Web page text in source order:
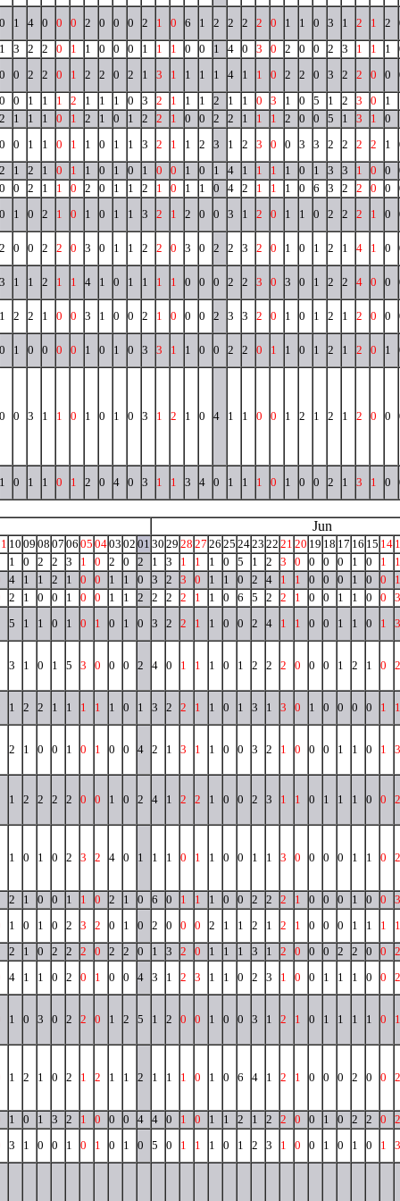
0 1 4 0 0 0 2 0 0 0 2 1 0 6 1 2 2 2 2 0 1 1 0 3 1 2 1 2
1 3 2 2 0 1 1 0 0 0 1 1 1 0 0 1 4 0 3 0 2 0 0 2 3 1 1 1
0 0 2 2 0 1 2 2 0 2 1 3 1 1 1 1 4 1 1 0 2 2 0 3 2 2 0 0
0 0 1 1 1 2 1 1 1 0 3 2 1 1 1 2 1 1 0 3 1 0 5 1 2 3 0 1
2 1 1 1 0 1 2 1 0 1 2 2 1 0 0 2 2 1 1 1 2 0 0 5 1 3 1 0
0 0 1 1 0 1 1 0 1 1 3 2 1 1 2 3 1 2 3 0 0 3 3 2 2 2 2 1
2 1 2 1 0 1 1 0 1 0 1 0 0 1 0 1 4 1 1 1 1 0 1 3 3 1 0 0
0 0 2 1 1 0 2 0 1 1 2 1 0 1 1 0 4 2 1 1 1 0 6 3 2 2 0 0
0 1 0 2 1 0 1 0 1 1 3 2 1 2 0 0 3 1 2 0 1 1 0 2 2 2 1 0
2 0 0 2 2 0 3 0 1 1 2 2 0 3 0 2 2 3 2 0 1 0 1 2 1 4 1 0
3 1 1 2 1 1 4 1 0 1 1 1 1 0 0 0 2 2 3 0 3 0 1 2 2 4 0 0
1 2 2 1 0 0 3 1 0 0 2 1 0 0 0 2 3 3 2 0 1 0 1 2 1 2 0 0
0 1 0 0 0 0 1 0 1 0 3 3 1 1 0 0 2 2 0 1 1 0 1 2 1 2 0 1
0 0 3 1 1 0 1 0 1 0 3 1 2 1 0 4 1 1 0 0 1 2 1 2 1 2 0 0
1 0 1 1 0 1 2 0 4 0 3 1 1 3 4 0 1 1 1 0 1 0 0 2 1 3 1 0
Jun
10 09 08 07 06 05 0403 02 01 30 29 28 27 26 25 2423 22 21 20 19 18 17 16 15 14
1 0 2 2 3 1 0 2 0 2 1 3 1 1 1 0 5 1 2 3 0 0 0 0 1 0 1 1
4 1 1 2 1 0 0 1 1 0 3 2 3 0 1 1 0 2 4 1 1 0 0 0 1 0 0 1
2 1 0 0 1 0 0 1 1 2 2 2 2 1 1 0 6 5 2 2 1 0 0 1 1 0 0 3
5 1 1 0 1 0 1 0 1 0 3 2 2 1 1 0 0 2 4 1 1 0 0 1 1 0 1 3
3 1 0 1 5 3 0 0 0 2 4 0 1 1 1 0 1 2 2 2 0 0 0 1 2 1 0 2
1 2 2 1 1 1 1 1 0 1 3 2 2 1 1 0 1 3 1 3 0 1 0 0 0 0 1 1
2 1 0 0 1 0 1 0 0 4 2 1 3 1 1 0 0 3 2 1 0 0 0 1 1 0 1 3
1 2 2 2 2 0 0 1 0 2 4 1 2 2 1 0 0 2 3 1 1 0 1 1 1 0 0 2
1 0 1 0 2 3 2 4 0 1 1 1 0 1 1 0 0 1 1 3 0 0 0 0 1 1 0 2
2 1 0 0 1 1 0 2 1 0 6 0 1 1 1 0 0 2 2 2 1 0 0 0 1 0 0 3
1 0 1 0 2 3 2 0 1 0 2 0 0 0 2 1 1 2 1 2 1 0 0 0 1 1 1 1
2 1 0 2 2 2 0 2 2 0 1 3 2 0 1 1 1 3 1 2 0 0 0 2 2 0 0 2
4 1 1 0 2 0 1 0 0 4 3 1 2 3 1 1 0 2 3 1 0 0 1 1 1 0 0 2
1 0 3 0 2 2 0 1 2 5 1 2 0 0 1 0 0 3 1 2 1 0 1 1 1 1 0 1
1 2 1 0 2 1 2 1 1 2 1 1 1 0 1 0 6 4 1 2 1 0 0 0 2 0 0 2
1 0 1 3 2 1 0 0 0 4 4 0 1 0 1 1 2 1 2 2 0 0 1 0 2 2 0 2
3 1 0 0 1 0 1 0 1 0 5 0 1 1 1 0 1 2 3 1 0 0 1 0 1 0 1 3